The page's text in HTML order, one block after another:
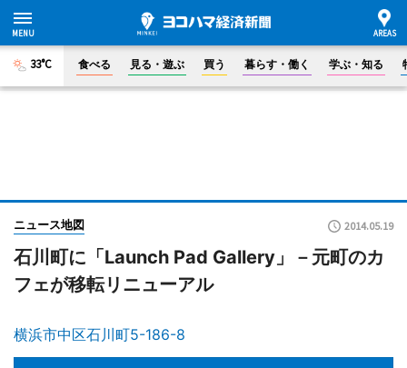
33°C 食べる 見る・遊ぶ 買う 暮らす・働く 学ぶ・知る
ニュース地図 2014.05.19
石川町に「Launch Pad Gallery」－元町のカ
フェが移転リニューアル
横浜市中区石川町5-186-8